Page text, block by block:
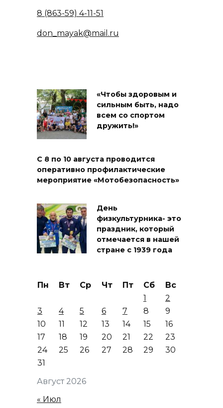
8 (863-59) 4-11-51
don_mayak@mail.ru
«Чтобы здоровым и
сильным быть, надо
всем со спортом
дружить!»
С 8 по 10 августа проводится
оперативно профилактические
мероприятие «Мотобезопасность»
День
физкультурника- это
праздник, который
отмечается в нашей
стране с 1939 года
Август 2026
Пн Вт Ср Чт Пт Сб
Вс
1
2
3
4 5 6 7 8
9
10
11 12 13 14 15
16
17
18 19 20 21 22
23
24
25 26 27 28 29
30
31
« Июл